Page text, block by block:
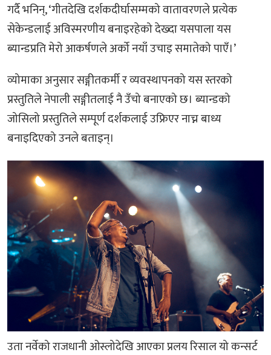
गर्दै भनिन्, ‘गीतदेखि दर्शकदीर्घासम्मको वातावरणले प्रत्येक
सेकेन्डलाई अविस्मरणीय बनाइरहेको देख्दा यसपाला यस
ब्यान्डप्रति मेरो आकर्षणले अर्को नयाँ उचाइ समातेको पाएँ।’
व्योमाका अनुसार सङ्गीतकर्मी र व्यवस्थापनको यस स्तरको
प्रस्तुतिले नेपाली सङ्गीतलाई नै उँचो बनाएको छ। ब्यान्डको
जोसिलो प्रस्तुतिले सम्पूर्ण दर्शकलाई उफ्रिएर नाच्न बाध्य
बनाइदिएको उनले बताइन्।
उता नर्वेको राजधानी ओस्लोदेखि आएका प्रलय रिसाल यो कन्सर्ट